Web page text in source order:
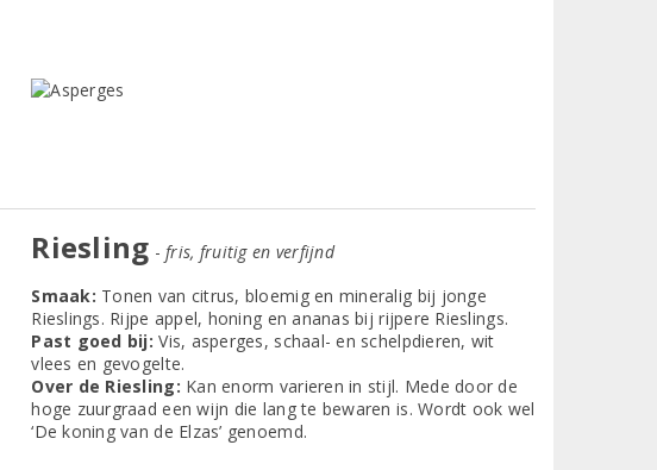
Riesling - fris, fruitig en verfijnd
Smaak: Tonen van citrus, bloemig en mineralig bij jonge
Rieslings. Rijpe appel, honing en ananas bij rijpere Rieslings.
Past goed bij: Vis, asperges, schaal- en schelpdieren, wit
vlees en gevogelte.
Over de Riesling: Kan enorm varieren in stijl. Mede door de
hoge zuurgraad een wijn die lang te bewaren is. Wordt ook wel
‘De koning van de Elzas’ genoemd.